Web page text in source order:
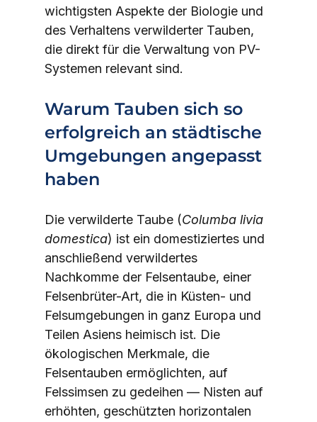
wichtigsten Aspekte der Biologie und
des Verhaltens verwilderter Tauben,
die direkt für die Verwaltung von PV-
Systemen relevant sind.
Warum Tauben sich so
erfolgreich an städtische
Umgebungen angepasst
haben
Die verwilderte Taube (Columba livia
domestica) ist ein domestiziertes und
anschließend verwildertes
Nachkomme der Felsentaube, einer
Felsenbrüter-Art, die in Küsten- und
Felsumgebungen in ganz Europa und
Teilen Asiens heimisch ist. Die
ökologischen Merkmale, die
Felsentauben ermöglichten, auf
Felssimsen zu gedeihen — Nisten auf
erhöhten, geschützten horizontalen